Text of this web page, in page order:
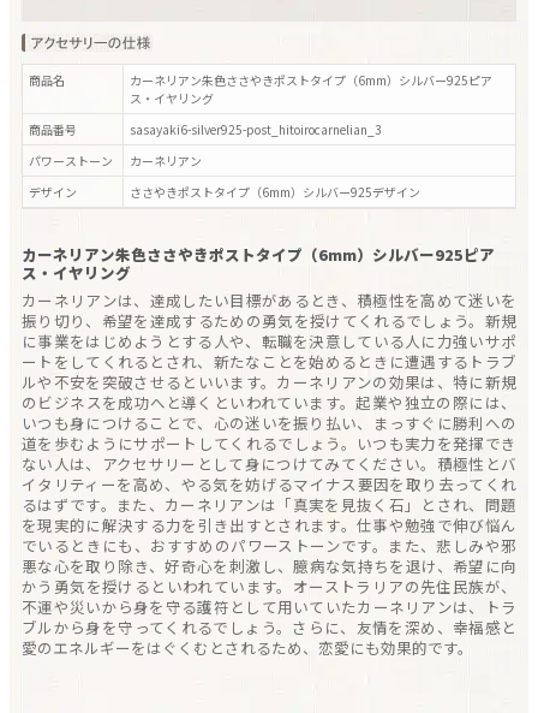
カーネリアン朱色ささやきポストタイプ（6mm）シルバー925ピア
ス・イヤリング
カーネリアンは、達成したい目標があるとき、積極性を高めて迷いを
振り切り、希望を達成するための勇気を授けてくれるでしょう。新規
に事業をはじめようとする人や、転職を決意している人に力強いサポ
ートをしてくれるとされ、新たなことを始めるときに遭遇するトラブ
ルや不安を突破させるといいます。カーネリアンの効果は、特に新規
のビジネスを成功へと導くといわれています。起業や独立の際には、
いつも身につけることで、心の迷いを振り払い、まっすぐに勝利への
道を歩むようにサポートしてくれるでしょう。いつも実力を発揮でき
ない人は、アクセサリーとして身につけてみてください。積極性とバ
イタリティーを高め、やる気を妨げるマイナス要因を取り去ってくれ
るはずです。また、カーネリアンは「真実を見抜く石」とされ、問題
を現実的に解決する力を引き出すとされます。仕事や勉強で伸び悩ん
でいるときにも、おすすめのパワーストーンです。また、悲しみや邪
悪な心を取り除き、好奇心を刺激し、臆病な気持ちを退け、希望に向
かう勇気を授けるといわれています。オーストラリアの先住民族が、
不運や災いから身を守る護符として用いていたカーネリアンは、トラ
ブルから身を守ってくれるでしょう。さらに、友情を深め、幸福感と
愛のエネルギーをはぐくむとされるため、恋愛にも効果的です。
商品名
カーネリアン朱色ささやきポストタイプ（6mm）シルバー925ピア
ス・イヤリング
商品番号
sasayaki6-silver925-post_hitoirocarnelian_3
パワーストーン
カーネリアン
デザイン
ささやきポストタイプ（6mm）シルバー925デザイン